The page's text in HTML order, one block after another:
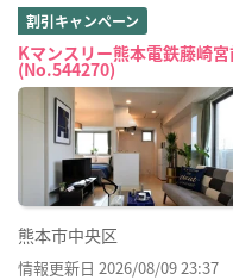
割引キャンペーン
Kマンスリー熊本電鉄藤崎
(No.544270)
熊本市中央区
情報更新日 2026/08/09 23:37